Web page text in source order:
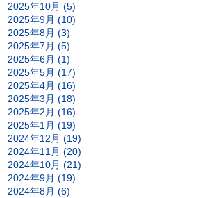
2025年10月 (5)
2025年9月 (10)
2025年8月 (3)
2025年7月 (5)
2025年6月 (1)
2025年5月 (17)
2025年4月 (16)
2025年3月 (18)
2025年2月 (16)
2025年1月 (19)
2024年12月 (19)
2024年11月 (20)
2024年10月 (21)
2024年9月 (19)
2024年8月 (6)